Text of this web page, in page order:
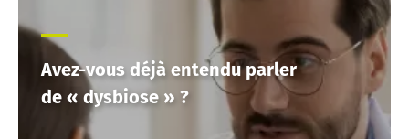
Avez-vous déjà entendu parler
de « dysbiose » ?